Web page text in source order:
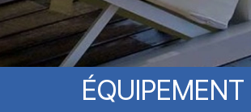
ÉQUIPEMENT